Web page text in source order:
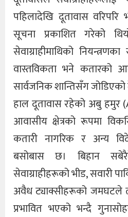
पहिलादेखि दूतावास
सूचना प्रकाशित गरेको
सेवाग्राहीमाथिको
वास्तविकता भने कतारको
सार्वजनिक शान्तिसँग
हाल दूतावास रहेको अबु हमुर
आवासीय क्षेत्रको रूपमा
कतारी नागरिक र अन्य
बसोबास छ। बिहान
सेवाग्राहीहरूको भीड, सवारी
अवैध ट्याक्सीहरूको जमघटले
प्रभावित भएको भन्दै